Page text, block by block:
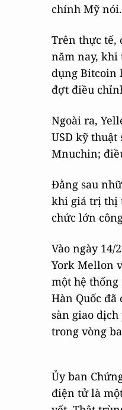
chính Mỹ nói.
Trên thực tế,
năm nay, khi
dụng Bitcoin
đợt điều
Ngoài ra,
USD kỹ
Mnuchin;
Đằng sau
khi giá trị thị
chức lớn
Vào ngày 14/
York Mellon
một hệ
Hàn Quốc
sàn giao
trong vòng
Ủy ban
điện tử là